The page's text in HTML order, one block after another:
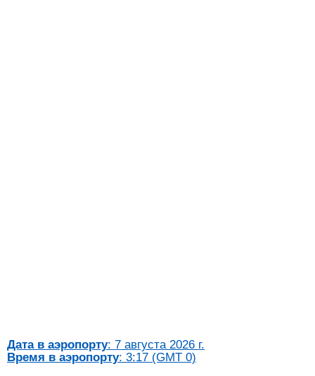
Дата в аэропорту: 7 августа 2026 г.
Время в аэропорту: 3:17 (GMT 0)